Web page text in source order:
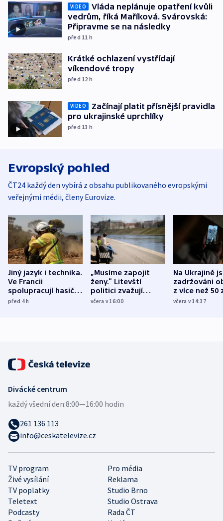
VIDEO
Vláda neplánuje opatření kvůli
vedrům, říká Maříková. Svárovská:
Připravme se na následky
před 11 h
Krátké ochlazení vystřídají
víkendové tropy
před 12 h
VIDEO
Začínají platit přísnější pravidla
pro ukrajinské uprchlíky
před 13 h
Evropský pohled
ČT24 každý den vybírá z obsahu publikovaného evropskými
veřejnými médii, členy Eurovize.
Jiný jazyk i technika.
Ve Francii
spolupracují hasiči z
různých zemí
před 4h
„Musíme zapojit
ženy.“ Litevští
politici zvažují
dohodu o
včera v 16:00
Na Ukrajině
zadržováni
z více než 50
Bojovali na
včera v 14:37
TV program
Pro média
Živé vysílání
Reklama
TV poplatky
Studio Brno
Teletext
Studio Ostrava
Podcasty
Rada ČT
Divácké centrum
každý všední den:8:00—16:00 hodin
261 136 113
info@ceskatelevize.cz